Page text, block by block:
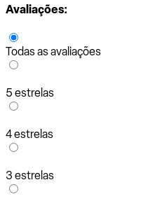
Avaliações:
Todas as avaliações
5 estrelas
4 estrelas
3 estrelas